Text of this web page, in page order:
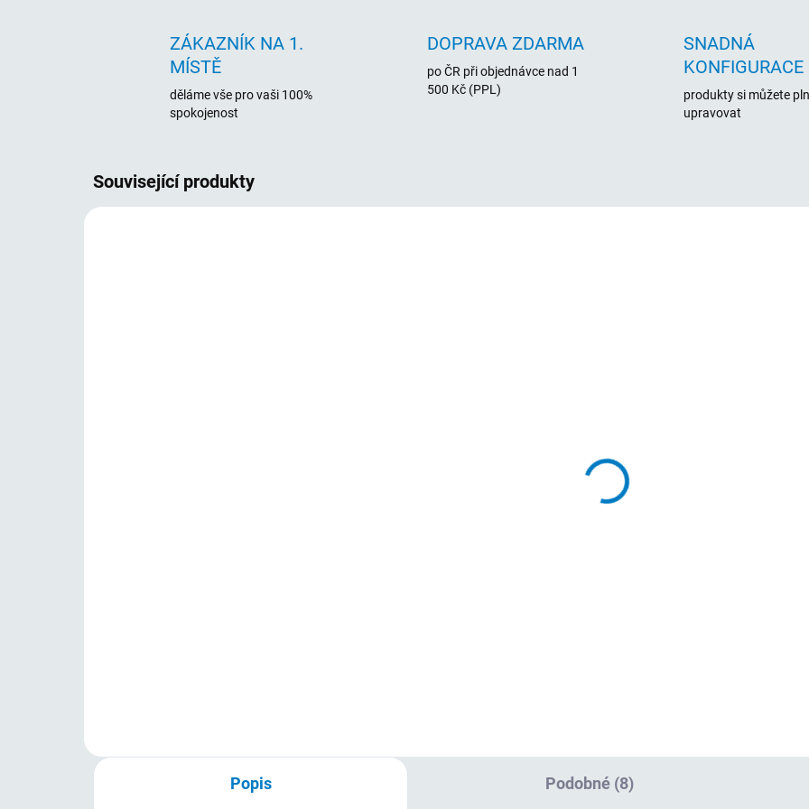
ZÁKAZNÍK NA 1.
MÍSTĚ
děláme vše pro vaši 100%
spokojenost
DOPRAVA ZDARMA
po ČR při objednávce nad 1
500 Kč (PPL)
SNADNÁ
KONFIGURACE
produkty si můžete
upravovat
Související produkty
Popis Podobné (8)